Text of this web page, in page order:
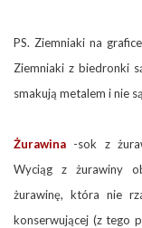
PS. Ziemniaki na
Ziemniaki z biedronki
smakują metalem i nie
Żurawina -sok z
Wyciąg z żurawiny
żurawinę, która nie
konserwującej (z tego